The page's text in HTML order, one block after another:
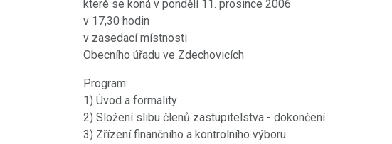
které se koná v pondělí 11. prosince 2006
v 17,30 hodin
v zasedací místnosti
Obecního úřadu ve Zdechovicích
Program:
1) Úvod a formality
2) Složení slibu členů zastupitelstva - dokončení
3) Zřízení finančního a kontrolního výboru